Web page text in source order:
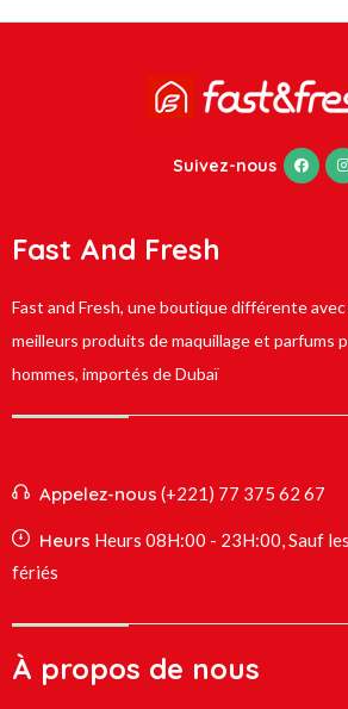
Suivez-nous
Fast And Fresh
Fast and Fresh, une boutique différente
meilleurs produits de maquillage et parfums
hommes, importés de Dubaï
Appelez-nous (+221) 77 375 62 67
Heurs Heurs 08H:00 - 23H:00, Sauf
fériés
À propos de nous